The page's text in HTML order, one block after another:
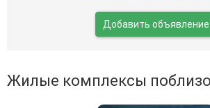
Добавить объявление
Жилые комплексы